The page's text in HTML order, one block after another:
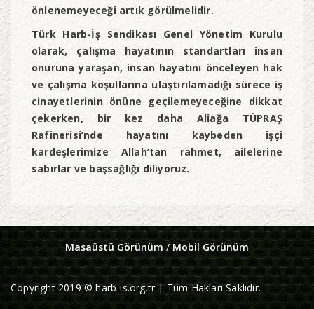
önlenemeyeceği artık görülmelidir.
Türk Harb-İş Sendikası Genel Yönetim Kurulu
olarak, çalışma hayatının standartları insan
onuruna yaraşan, insan hayatını önceleyen hak
ve çalışma koşullarına ulaştırılamadığı sürece iş
cinayetlerinin önüne geçilemeyeceğine dikkat
çekerken, bir kez daha Aliağa TÜPRAŞ
Rafinerisi’nde hayatını kaybeden işçi
kardeşlerimize Allah’tan rahmet, ailelerine
sabırlar ve başsağlığı diliyoruz.
Masaüstü Görünüm/ Mobil Görünüm
Copyright 2019 © harb-is.org.tr | Tüm Hakları Saklıdır.